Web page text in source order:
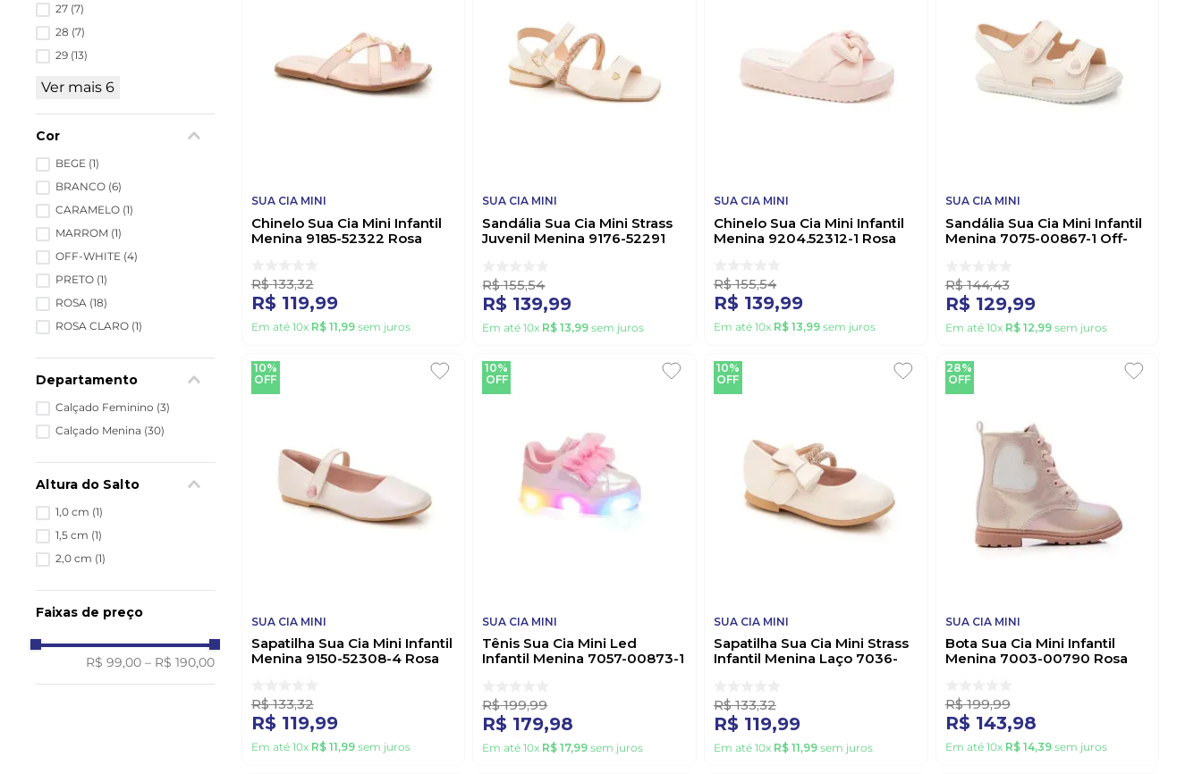
Departamento
Calçado Feminino (3)
Calçado Menina (30)
Altura do Salto
1,0 cm (1)
1,5 cm (1)
2,0 cm (1)
Cor
BEGE (1)
BRANCO (6)
CARAMELO (1)
MARROM (1)
OFF-WHITE (4)
PRETO (1)
ROSA (18)
ROSA CLARO (1)
27 (7)
28 (7)
29 (13)
Ver mais 6
Faixas de preço
R$ 99,00 – R$ 190,00
SUA CIA MINI
Chinelo Sua Cia Mini Infantil
Menina 9185-52322 Rosa
R$ 133,32
R$ 119,99
Em até 10x R$ 11,99sem juros
SUA CIA MINI
Sandália Sua Cia Mini Strass
Juvenil Menina 9176-52291
R$ 155,54
R$ 139,99
Em até10x R$ 13,99 sem juros
SUA CIA MINI
Chinelo Sua Cia Mini Infantil
Menina 9204.52312-1 Rosa
R$ 155,54
R$ 139,99
Em até 10x R$ 13,99sem juros
SUA CIA MINI
Sandália Sua Cia Mini Infantil
Menina 7075-00867-1 Off-
R$ 144,43
R$ 129,99
Em até 10x R$ 12,99sem juros
10%
OFF
SUA CIA MINI
Sapatilha Sua Cia Mini Infantil
Menina 9150-52308-4 Rosa
R$ 133,32
R$ 119,99
Em até 10x R$ 11,99sem juros
10%
OFF
SUA CIA MINI
Tênis Sua Cia Mini Led
Infantil Menina 7057-00873-1
R$ 199,99
R$ 179,98
Em até10x R$ 17,99 sem juros
10%
OFF
SUA CIA MINI
Sapatilha Sua Cia Mini Strass
Infantil Menina Laço 7036-
R$ 133,32
R$ 119,99
Em até 10x R$ 11,99sem juros
28%
OFF
SUA CIA MINI
Bota Sua Cia Mini Infantil
Menina 7003-00790 Rosa
R$ 199,99
R$ 143,98
Em até 10x R$ 14,39sem juros